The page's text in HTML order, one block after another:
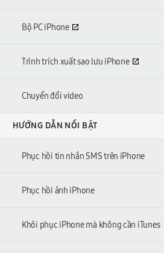
Bộ PC iPhone
Trình trích xuất sao lưu iPhone
Chuyển đổi video
HƯỚNG DẪN NỔI BẬT
Phục hồi tin nhắn SMS trên iPhone
Phục hồi ảnh iPhone
Khôi phục iPhone mà không cần iTunes